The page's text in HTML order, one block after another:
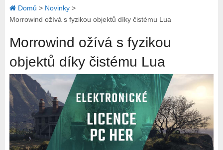
Domů > Novinky>
Morrowind ožívá s fyzikou objektů díky čistému Lua
Morrowind ožívá s fyzikou
objektů díky čistému Lua